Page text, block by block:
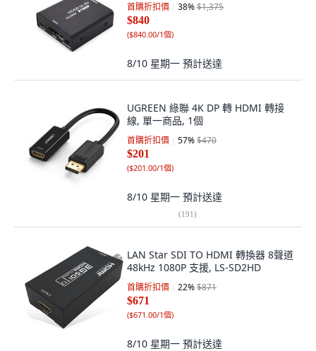
首購折扣價 38%$1,375
$840
($840.00/1個)
8/10 星期一 預計送達
UGREEN 綠聯 4K DP 轉 HDMI 轉接
線, 單一商品, 1個
首購折扣價 57%$470
$201
($201.00/1個)
8/10 星期一 預計送達
(191)
LAN Star SDI TO HDMI 轉換器 8聲道
48kHz 1080P 支援, LS-SD2HD
首購折扣價 22%$871
$671
($671.00/1個)
8/10 星期一 預計送達